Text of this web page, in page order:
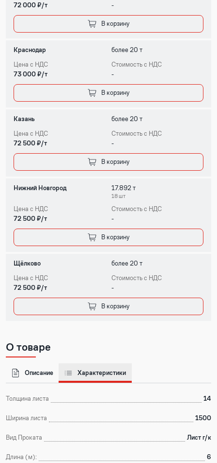
72 000 ₽/т
-
В корзину
Краснодар
более 20 т
Цена с НДС
73 000 ₽/т
Стоимость с НДС
-
В корзину
Казань
более 20 т
Цена с НДС
72 500 ₽/т
Стоимость с НДС
-
В корзину
Нижний Новгород 17.892 т
18 шт
Цена с НДС
72 500 ₽/т
Стоимость с НДС
-
В корзину
Щёлково
более 20 т
Цена с НДС
72 500 ₽/т
Стоимость с НДС
-
В корзину
О товаре
Описание Характеристики
Толщина листа 14
Ширина листа 1500
Вид Проката Лист г/к
Длина (м): 6